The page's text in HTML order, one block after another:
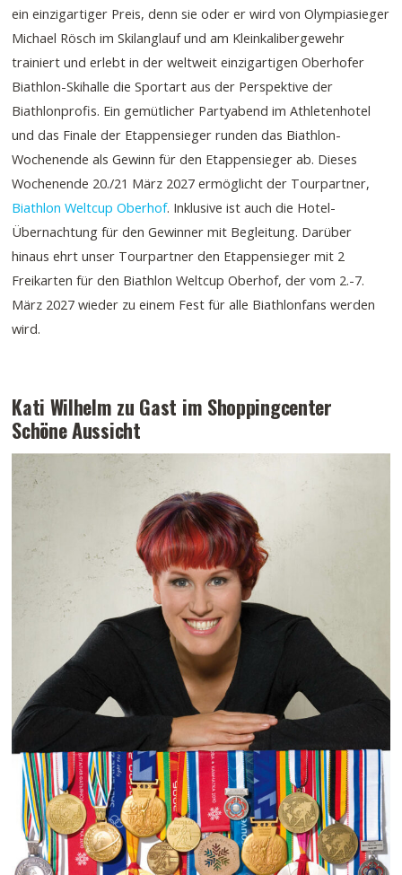
ein einzigartiger Preis, denn sie oder er wird von Olympiasieger
Michael Rösch im Skilanglauf und am Kleinkalibergewehr
trainiert und erlebt in der weltweit einzigartigen Oberhofer
Biathlon-Skihalle die Sportart aus der Perspektive der
Biathlonprofis. Ein gemütlicher Partyabend im Athletenhotel
und das Finale der Etappensieger runden das Biathlon-
Wochenende als Gewinn für den Etappensieger ab. Dieses
Wochenende 20./21 März 2027 ermöglicht der Tourpartner,
Biathlon Weltcup Oberhof. Inklusive ist auch die Hotel-
Übernachtung für den Gewinner mit Begleitung. Darüber
hinaus ehrt unser Tourpartner den Etappensieger mit 2
Freikarten für den Biathlon Weltcup Oberhof, der vom 2.-7.
März 2027 wieder zu einem Fest für alle Biathlonfans werden
wird.
Kati Wilhelm zu Gast im Shoppingcenter
Schöne Aussicht